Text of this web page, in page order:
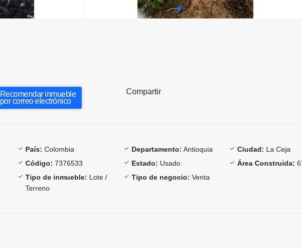
Recomendar inmueble
por correo electrónico
Compartir
País: Colombia Departamento: Antioquia Ciudad: La Ceja
Código: 7376533 Estado: Usado Área Construida:
Tipo de inmueble: Lote /
Terreno
Tipo de negocio: Venta